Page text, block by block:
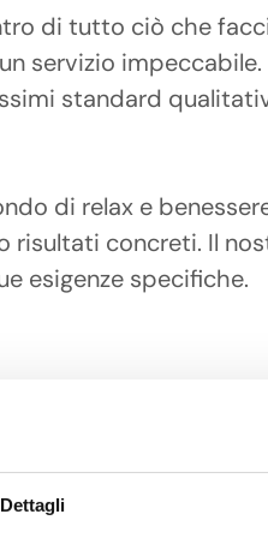
Dettagli
di tutto ciò che
servizio
standard
di relax e
concreti. Il
esigenze specifiche.